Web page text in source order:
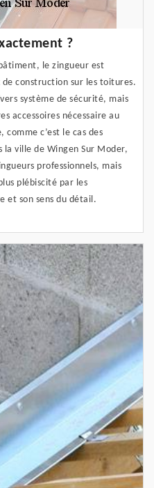
?
le zingueur est
construction sur les toitures.
système de sécurité, mais
accessoires nécessaire au
c’est le cas des
ville de Wingen Sur Moder,
professionnels, mais
plébiscité par les
et son sens du détail.